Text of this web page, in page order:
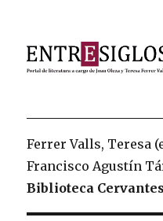
Ferrer Valls, Teresa
Francisco Agustín
Biblioteca